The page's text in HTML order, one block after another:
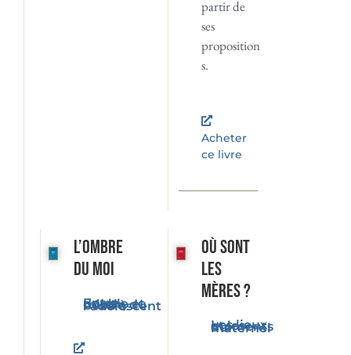
partir de
ses
proposition
s.
Acheter
ce livre
L’ombre
du moi
Entre double et miroir, du bébé à l'adolescent
Où sont
les
mères ?
Les lieux et les moments du maternel